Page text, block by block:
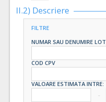
II.2) Descriere
FILTRE
NUMAR SAU DENUMIRE LOT
COD CPV
VALOARE ESTIMATA INTRE: